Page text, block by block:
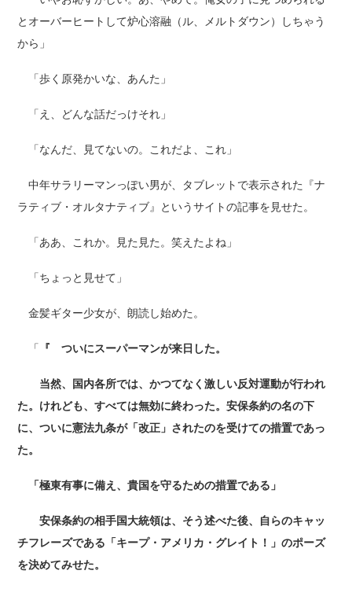
とオーバーヒートして炉心溶融（ル、メルトダウン）しちゃう
から」
「歩く原発かいな、あんた」
「え、どんな話だっけそれ」
「なんだ、見てないの。これだよ、これ」
中年サラリーマンっぽい男が、タブレットで表示された『ナ
ラティブ・オルタナティブ』というサイトの記事を見せた。
「ああ、これか。見た見た。笑えたよね」
「ちょっと見せて」
金髪ギター少女が、朗読し始めた。
「 『 ついにスーパーマンが来日した。
当然、国内各所では、かつてなく激しい反対運動が行われ
た。けれども、すべては無効に終わった。安保条約の名の下
に、ついに憲法九条が「改正」されたのを受けての措置であっ
た。
「極東有事に備え、貴国を守るための措置である」
安保条約の相手国大統領は、そう述べた後、自らのキャッ
チフレーズである「キープ・アメリカ・グレイト！」のポーズ
を決めてみせた。